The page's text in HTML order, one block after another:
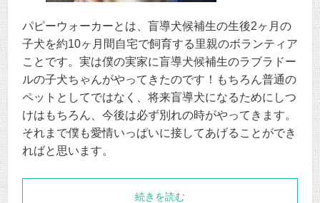
パピーウォーカーとは、盲導犬候補生の生後2ヶ月の
子犬を約10ヶ月間自宅で飼育する里親のボランティア
ことです。実は僕の実家に盲導犬候補生のラブラドー
ルの子犬ちゃんがやってきたのです！もちろん普通の
ペットとしてではなく、将来盲導犬になるためにしつ
けはもちろん、今後は必ず別れの時がやってきます。
それまで僕も愛情いっぱいに接してあげることができ
ればと思います。
続きを読む